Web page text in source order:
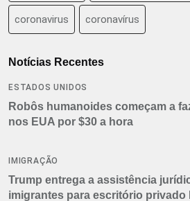
coronavirus coronavírus
Notícias Recentes
ESTADOS UNIDOS
Robôs humanoides começam a
nos EUA por $30 a hora
IMIGRAÇÃO
Trump entrega a assistência
imigrantes para escritório privado